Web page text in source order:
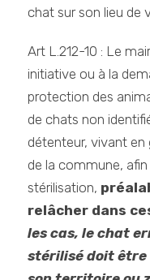
chat sur son lieu de
Art L.212-10 : Le
initiative ou à la
protection des
de chats non
détenteur, vivant en
de la commune,
stérilisation,
relâcher dans
les cas, le chat
stérilisé doit